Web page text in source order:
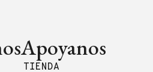
Apoyanos
TIENDA